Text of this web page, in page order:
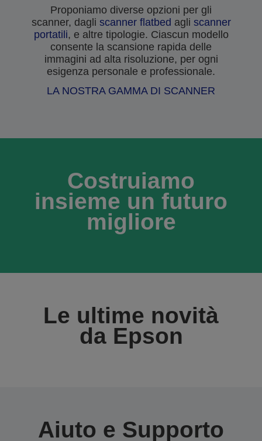
Proponiamo diverse opzioni per gli
scanner, dagli scanner flatbed agli scanner
portatili, e altre tipologie. Ciascun modello
consente la scansione rapida delle
immagini ad alta risoluzione, per ogni
esigenza personale e professionale.
LA NOSTRA GAMMA DI SCANNER
Costruiamo
insieme un futuro
migliore
Le ultime novità
da Epson
Aiuto e Supporto